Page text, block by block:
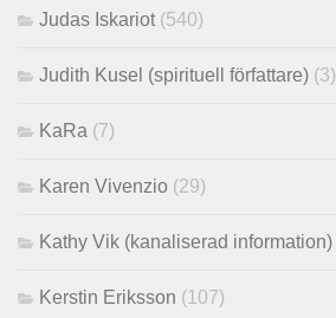
Judas Iskariot (540)
Judith Kusel (spirituell författare) (3)
KaRa (7)
Karen Vivenzio (29)
Kathy Vik (kanaliserad information)
Kerstin Eriksson (107)